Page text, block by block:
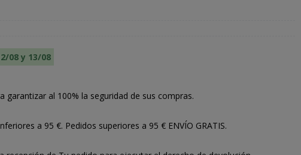
08 y 13/08
garantizar al 100% la seguridad de sus compras.
a 95 €. Pedidos superiores a 95 € ENVÍO GRATIS.